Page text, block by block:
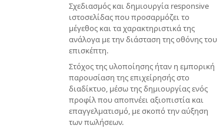
Σχεδιασμός και δημιουργία responsive
ιστοσελίδας που προσαρμόζει το
μέγεθος και τα χαρακτηριστικά της
ανάλογα με την διάσταση της οθόνης του
επισκέπτη.
Στόχος της υλοποίησης ήταν η εμπορική
παρουσίαση της επιχείρησής στο
διαδίκτυο, μέσω της δημιουργίας ενός
προφίλ που αποπνέει αξιοπιστία και
επαγγελματισμό, με σκοπό την αύξηση
των πωλήσεων.